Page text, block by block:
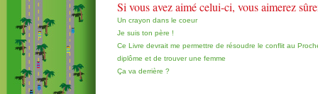
Si vous avez aimé celui-ci, vous aimerez
Un crayon dans le coeur
Je suis ton père !
Ce Livre devrait me permettre de résoudre le conflit au
diplôme et de trouver une femme
Ça va derrière ?